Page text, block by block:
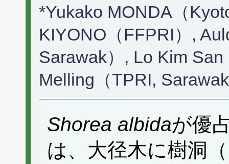
*Yukako MONDA（
KIYONO（FFPRI）,
Sarawak）, Lo Kim
Melling（TPRI,
Shorea albidaが優
は、大径木に樹洞